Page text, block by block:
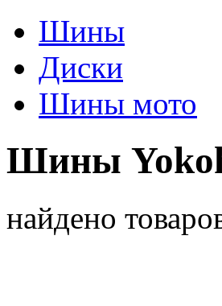
Шины
Диски
Шины мото
Шины
найдено